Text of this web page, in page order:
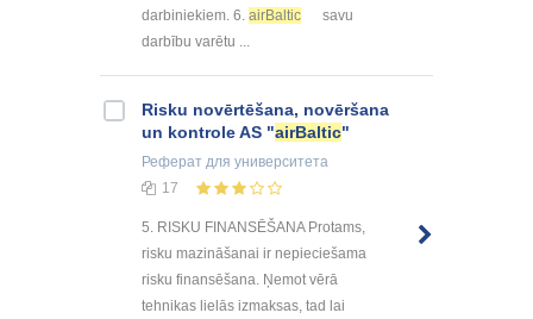
darbiniekiem. 6. airBaltic
savu
darbību varētu ...
Risku novērtēšana, novēršana
un kontrole AS "airBaltic"
Реферат для университета
17
5. RISKU FINANSĒŠANA Protams,
risku mazināšanai ir nepieciešama
risku finansēšana. Ņemot vērā
tehnikas lielās izmaksas, tad lai